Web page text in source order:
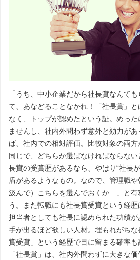
「うち、中小企業だから社長賞なんて
て、あなどることなかれ！「社長賞」
なく、トップが認めたという証。めっ
ませんし、社内外問わず意外と効力が
ば、社内での相対評価。比較対象の両
同じで、どちらか選ばなければならな
長賞の受賞歴があるなら、やはり“社長
盾があるようなもの。なので、管理職
汲んで）こちらを選んでおくか…」と有
う。また転職にも社長賞受賞という経
担当者としても社長に認められた功績
手が出るほど欲しい人材。埋もれがち
賞受賞」という経歴で目に留まる確率も
「社長賞」は、社内外問わずに大きな価